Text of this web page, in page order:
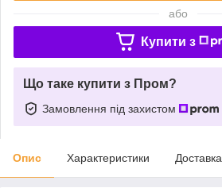
або
Купити з
Що таке купити з Пром?
Замовлення під захистом
Опис Характеристики Доставка